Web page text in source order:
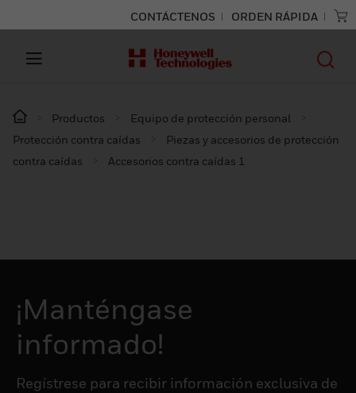
CONTÁCTENOS ORDEN RÁPIDA
Productos
Equipo de protección personal
Protección contra caídas
Piezas y accesorios de protección
contra caídas
Accesorios contra caídas 1
¡Manténgase
informado!
Regístrese para recibir información exclusiva de